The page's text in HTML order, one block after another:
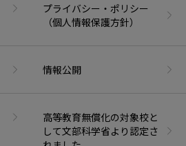
プライバシー・ポリシー
（個人情報保護方針）
情報公開
高等教育無償化の対象校と
して文部科学省より認定さ